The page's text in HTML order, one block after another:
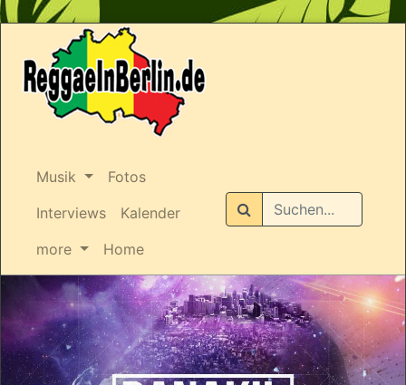
Musik
Fotos
Interviews
Kalender
more
Home
Suchen